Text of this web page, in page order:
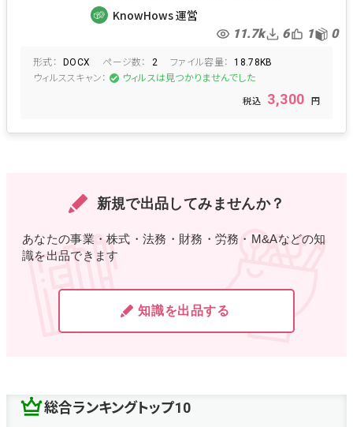
増資に関する決議
募集株式
定時株主総会
臨時株主総会
株主総会議事録
株式発行
KnowHows 運営
11.7k 6 1 0
形式： DOCX ページ数： 2 ファイル容量： 18.78KB
ウィルススキャン： ウィルスは見つかりませんでした
3,300
新規で出品してみませんか？
あなたの事業・株式・法務・財務・労務・M&Aなどの知
識を出品できます
知識を出品する
総合ランキングトップ10